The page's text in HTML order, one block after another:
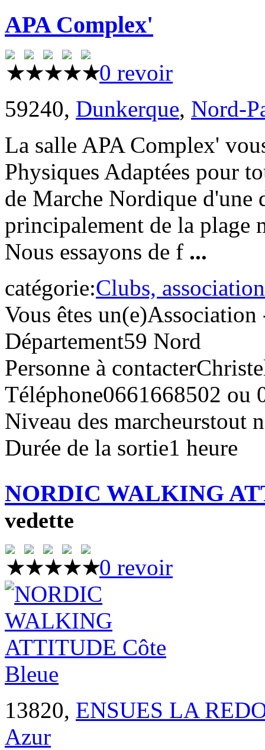
APA Complex'
0 revoir
59240, Dunkerque, Nord-
La salle APA Complex'
Physiques Adaptées pour
de Marche Nordique d'une
principalement de la plage
Nous essayons de f ...
catégorie:Clubs,
Vous êtes un(e)Association
Département59 Nord
Personne à contacter
Téléphone0661668502 ou
Niveau des marcheurstout
Durée de la sortie1 heure
NORDIC WALKING
vedette
0 revoir
13820, ENSUES LA
Azur